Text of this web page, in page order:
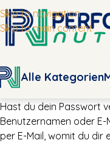
Skip to navigation
Skip to main content
Alle Kategorien
Hast du dein Passwort
Benutzernamen oder E-
per E-Mail, womit du dir